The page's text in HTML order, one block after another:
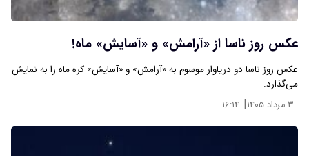
عکس روز ناسا از «آرامش» و «آسایش» ماه!
عکس روز ناسا دو دریاوار موسوم به «آرامش» و «آسایش» کره ماه را به نمایش
می‌گذارد.
۳ مرداد ۱۴۰۵ | ۱۶:۱۴